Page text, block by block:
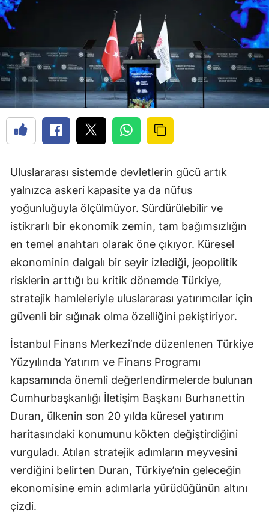
Uluslararası sistemde devletlerin gücü artık
yalnızca askeri kapasite ya da nüfus
yoğunluğuyla ölçülmüyor. Sürdürülebilir ve
istikrarlı bir ekonomik zemin, tam bağımsızlığın
en temel anahtarı olarak öne çıkıyor. Küresel
ekonominin dalgalı bir seyir izlediği, jeopolitik
risklerin arttığı bu kritik dönemde Türkiye,
stratejik hamleleriyle uluslararası yatırımcılar için
güvenli bir sığınak olma özelliğini pekiştiriyor.
İstanbul Finans Merkezi’nde düzenlenen Türkiye
Yüzyılında Yatırım ve Finans Programı
kapsamında önemli değerlendirmelerde bulunan
Cumhurbaşkanlığı İletişim Başkanı Burhanettin
Duran, ülkenin son 20 yılda küresel yatırım
haritasındaki konumunu kökten değiştirdiğini
vurguladı. Atılan stratejik adımların meyvesini
verdiğini belirten Duran, Türkiye’nin geleceğin
ekonomisine emin adımlarla yürüdüğünün altını
çizdi.